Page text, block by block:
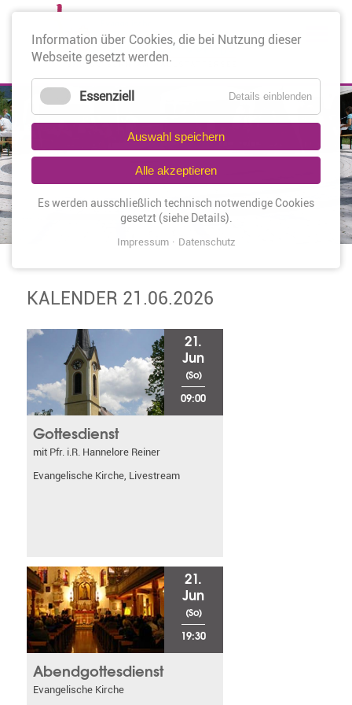
KALENDER 21.06.2026
21.
Jun
(So)
09:00
Gottesdienst
mit Pfr. i.R. Hannelore Reiner
Evangelische Kirche, Livestream
21.
Jun
(So)
19:30
Abendgottesdienst
Evangelische Kirche
Information über Cookies, die bei Nutzung dieser
Webseite gesetzt werden.
Essenziell Details einblenden
Auswahl speichern
Alle akzeptieren
Es werden ausschließlich technisch notwendige Cookies
gesetzt (siehe Details).
Impressum Datenschutz